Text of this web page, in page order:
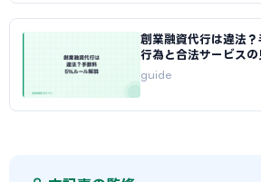
創業融資代行は違法
行為と合法サービス
guide